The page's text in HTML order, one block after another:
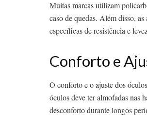
Muitas marcas utilizam
caso de quedas. Além disso,
específicas de resistência e
Conforto e
O conforto e o ajuste dos
óculos deve ter almofadas nas
desconforto durante longos